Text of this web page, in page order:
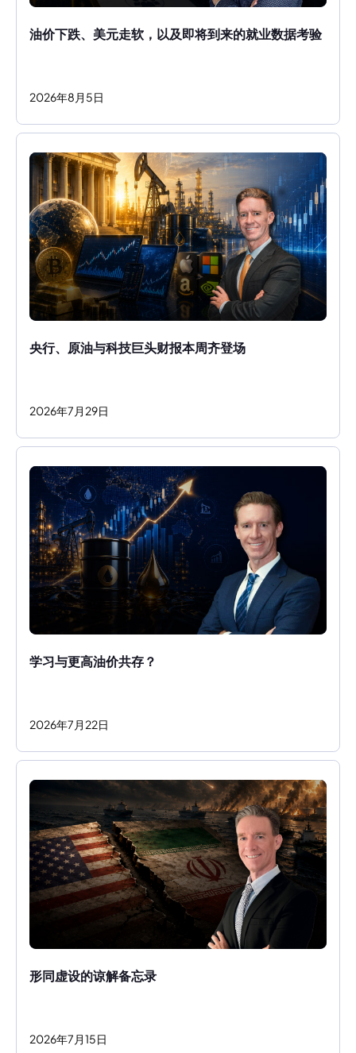
油价下跌、美元走软，以及即将到来的就业数据考验
2026年8 月 5日
央行、原油与科技巨头财报本周齐登场
2026年7 月 29日
2026年7 月 22日
形同虚设的谅解备忘录
2026年7 月15日